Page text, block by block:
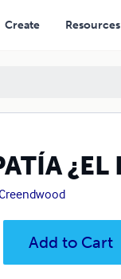
Create Resources
¿EL
Add to Cart